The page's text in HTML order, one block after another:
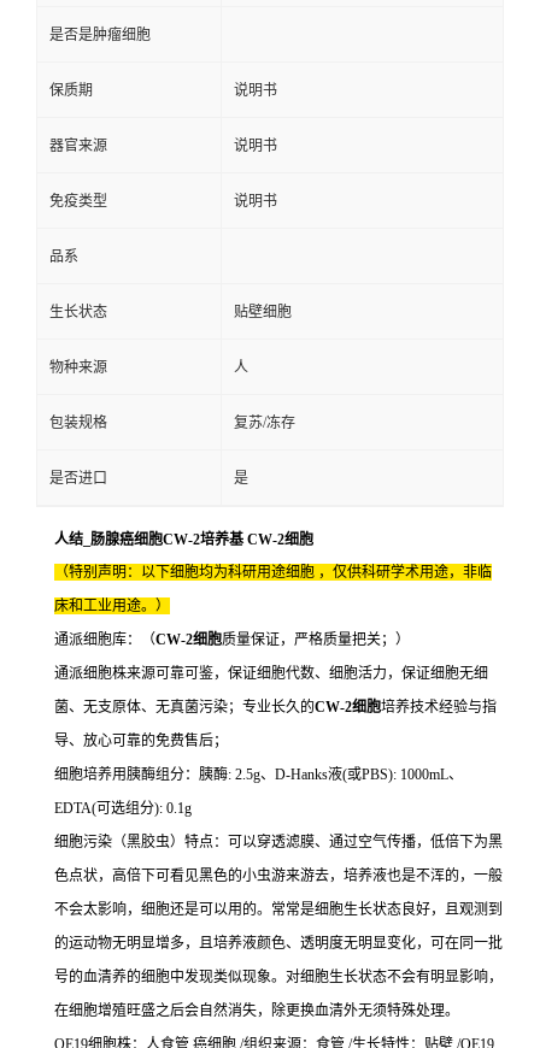
是否是肿瘤细胞
保质期 说明书
器官来源 说明书
免疫类型 说明书
品系
生长状态 贴壁细胞
物种来源 人
包装规格 复苏/冻存
是否进口 是
人结_肠腺癌细胞CW-2培养基 CW-2细胞
（特别声明：以下细胞均为科研用途细胞 ，仅供科研学术用途，非临
床和工业用途。）
通派细胞库：（CW-2细胞质量保证，严格质量把关；）
通派细胞株来源可靠可鉴，保证细胞代数、细胞活力，保证细胞无细
菌、无支原体、无真菌污染；专业长久的CW-2细胞培养技术经验与指
导、放心可靠的免费售后；
细胞培养用胰酶组分：胰酶: 2.5g、D-Hanks液(或PBS): 1000mL、
EDTA(可选组分): 0.1g
细胞污染（黑胶虫）特点：可以穿透滤膜、通过空气传播，低倍下为黑
色点状，高倍下可看见黑色的小虫游来游去，培养液也是不浑的，一般
不会太影响，细胞还是可以用的。常常是细胞生长状态良好，且观测到
的运动物无明显增多，且培养液颜色、透明度无明显变化，可在同一批
号的血清养的细胞中发现类似现象。对细胞生长状态不会有明显影响，
在细胞增殖旺盛之后会自然消失，除更换血清外无须特殊处理。
OE19细胞株：人食管 癌细胞 /组织来源：食管 /生长特性：贴壁 /OE19